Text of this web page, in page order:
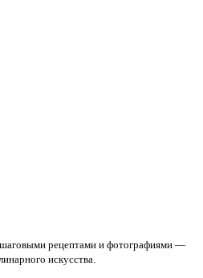
рецептами и фотографиями —
искусства.